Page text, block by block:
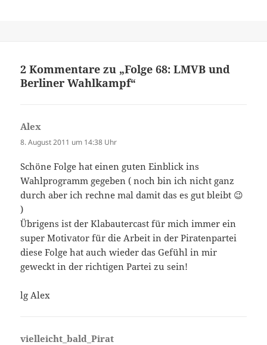
2 Kommentare zu „Folge 68: LMVB und
Berliner Wahlkampf“
Alex
8. August 2011 um 14:38 Uhr
Schöne Folge hat einen guten Einblick ins
Wahlprogramm gegeben ( noch bin ich nicht ganz
durch aber ich rechne mal damit das es gut bleibt 😉
)
Übrigens ist der Klabautercast für mich immer ein
super Motivator für die Arbeit in der Piratenpartei
diese Folge hat auch wieder das Gefühl in mir
geweckt in der richtigen Partei zu sein!
lg Alex
vielleicht_bald_Pirat